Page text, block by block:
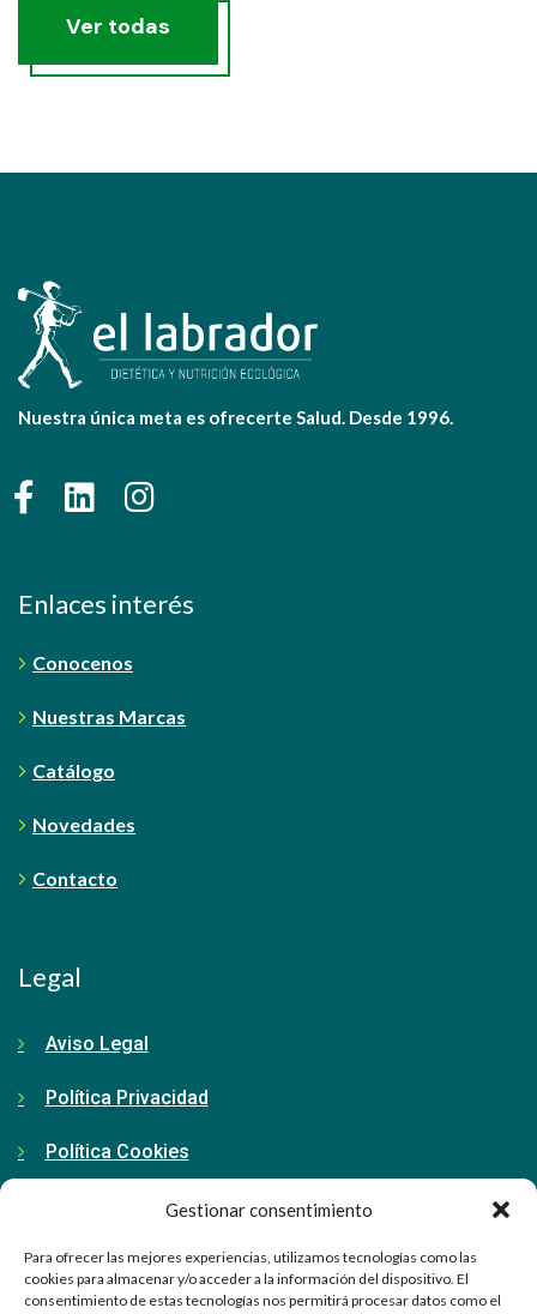
Gestionar consentimiento
Para ofrecer las mejores experiencias, utilizamos tecnologías como las
cookies para almacenar y/o acceder a la información del dispositivo. El
consentimiento de estas tecnologías nos permitirá procesar datos como el
Ver todas
Nuestra única meta es ofrecerte Salud. Desde 1996.
Enlaces interés
Conocenos
Nuestras Marcas
Catálogo
Novedades
Contacto
Legal
Aviso Legal
Política Privacidad
Política Cookies
Contacto